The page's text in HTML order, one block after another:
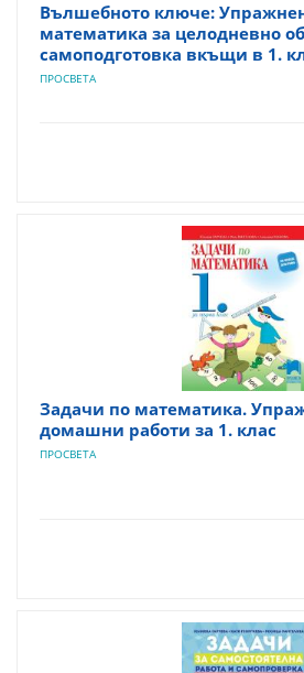
Вълшебното ключе:
математика за целодневно
самоподготовка вкъщи в 1.
ПРОСВЕТА
Задачи по математика.
домашни работи за 1. клас
ПРОСВЕТА